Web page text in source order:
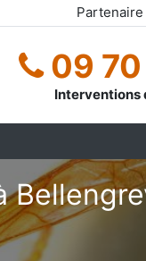
09 70
Interventions